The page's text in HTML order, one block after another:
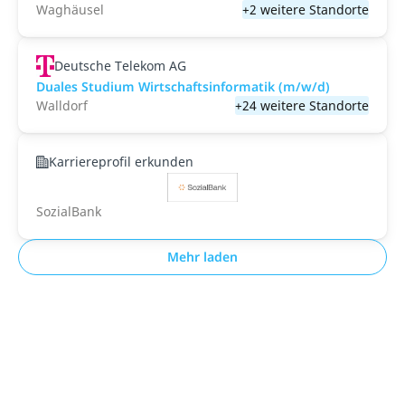
Waghäusel
+2 weitere Standorte
Deutsche Telekom AG
Duales Studium Wirtschaftsinformatik (m/w/d)
Walldorf
+24 weitere Standorte
Karriereprofil erkunden
SozialBank
Mehr laden